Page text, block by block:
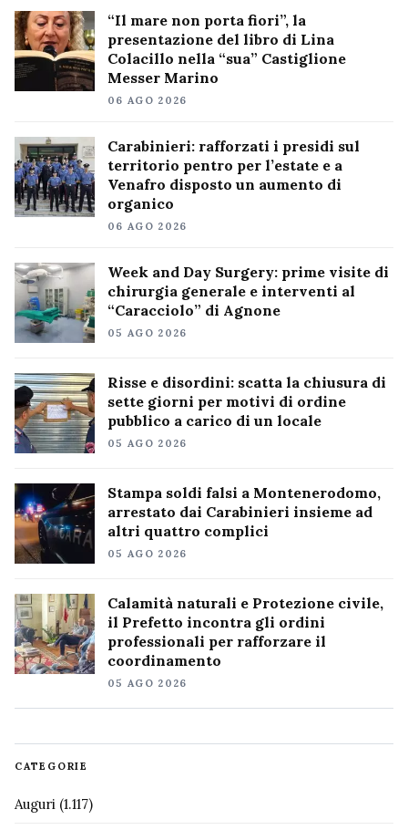
“Il mare non porta fiori”, la
presentazione del libro di Lina
Colacillo nella “sua” Castiglione
Messer Marino
06 AGO 2026
Carabinieri: rafforzati i presidi sul
territorio pentro per l’estate e a
Venafro disposto un aumento di
organico
06 AGO 2026
Week and Day Surgery: prime visite di
chirurgia generale e interventi al
“Caracciolo” di Agnone
05 AGO 2026
Risse e disordini: scatta la chiusura di
sette giorni per motivi di ordine
pubblico a carico di un locale
05 AGO 2026
Stampa soldi falsi a Montenerodomo,
arrestato dai Carabinieri insieme ad
altri quattro complici
05 AGO 2026
Calamità naturali e Protezione civile,
il Prefetto incontra gli ordini
professionali per rafforzare il
coordinamento
05 AGO 2026
CATEGORIE
Auguri (1.117)